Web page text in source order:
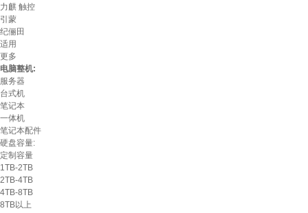
力麒 触控
引蒙
纪俪田
适用
更多
电脑整机:
服务器
台式机
笔记本
一体机
笔记本配件
硬盘容量:
定制容量
1TB-2TB
2TB-4TB
4TB-8TB
8TB以上